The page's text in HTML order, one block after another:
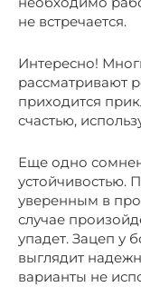
не встречается.
Интересно!
рассматривают
приходится
счастью,
Еще одно
устойчивостью.
уверенным в
случае
упадет. Зацеп у
выглядит
варианты не